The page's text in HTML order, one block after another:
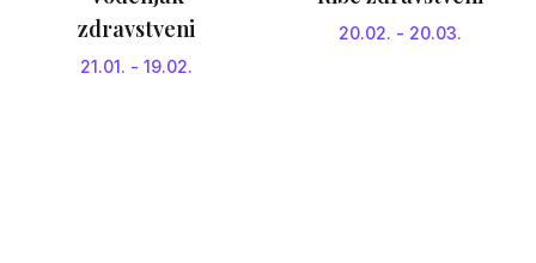
zdravstveni
21.01. - 19.02.
20.02. - 20.03.